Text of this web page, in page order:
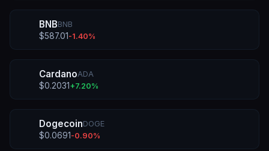
BNBBNB
$587.01 -1.40%
CardanoADA
$0.2031 +7.20%
DogecoinDOGE
$0.0691 -0.90%